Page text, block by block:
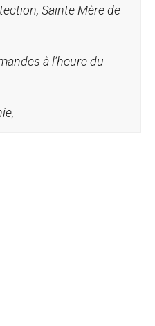
Sainte Mère de
à l’heure du